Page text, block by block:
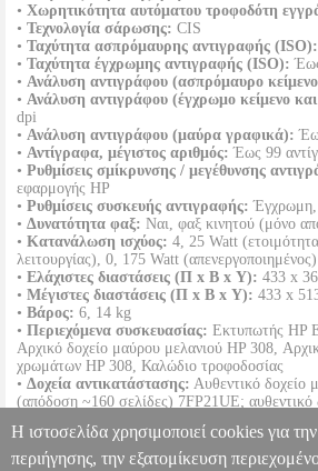
• Χωρητικότητα αυτόματου τροφοδότη
• Τεχνολογία σάρωσης: CIS
• Ταχύτητα ασπρόμαυρης αντιγραφής (ISO):
• Ταχύτητα έγχρωμης αντιγραφής (ISO):
• Ανάλυση αντιγράφου (ασπρόμαυρο
• Ανάλυση αντιγράφου (έγχρωμο κείμενο
dpi
• Ανάλυση αντιγράφου (μαύρα γραφικά):
• Αντίγραφα, μέγιστος αριθμός: Έως 99
• Ρυθμίσεις σμίκρυνσης / μεγέθυνσης
εφαρμογής HP
• Ρυθμίσεις συσκευής αντιγραφής:
• Δυνατότητα φαξ: Ναι, φαξ κινητού (μόνο
• Κατανάλωση ισχύος: 4, 25 Watt
λειτουργίας), 0, 175 Watt (απενεργοποιημένος)
• Ελάχιστες διαστάσεις (Π x Β x Υ): 433 x
• Μέγιστες διαστάσεις (Π x Β x Υ): 433 x
• Βάρος: 6, 14 kg
• Περιεχόμενα συσκευασίας: Εκτυπωτής HP
Αρχικό δοχείο μαύρου μελανιού HP 308,
χρωμάτων HP 308, Καλώδιο τροφοδοσίας
• Δοχεία αντικατάστασης: Αυθεντικό δοχείο
(απόδοση ~160 σελίδες) 7FP21UE; αυθεντικό
μαύρου μελανιού HP 308e EvoMore (απόδοση
•Εγγύηση: 1 χρόνος.DOA 7 ημερών
Η ιστοσελίδα χρησιμοποιεί cookies για
περιήγησης, την εξατομίκευση